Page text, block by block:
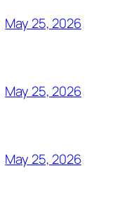
May 25, 2026
May 25, 2026
May 25, 2026